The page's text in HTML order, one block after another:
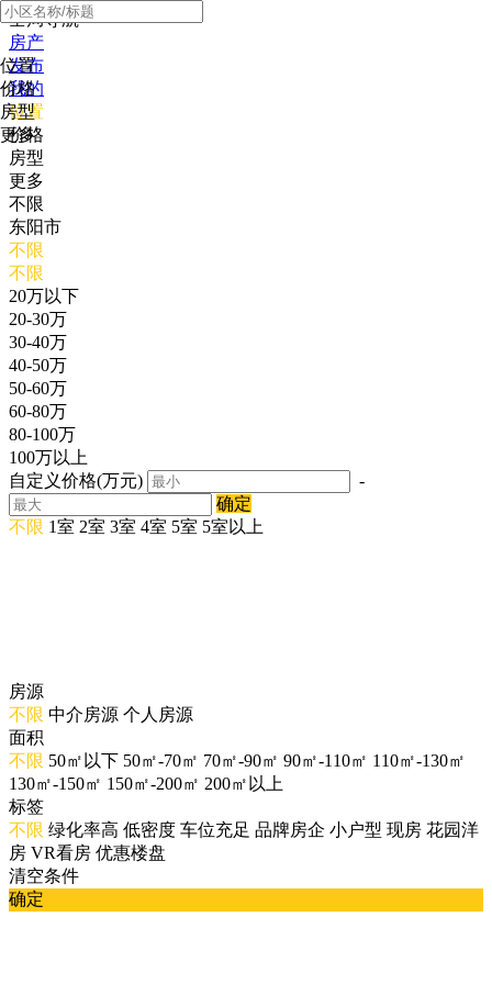
全局导航
房产
发布
我的
位置
价格
房型
更多
位置
价格
房型
更多
不限
东阳市
不限
不限
20万以下
20-30万
30-40万
40-50万
50-60万
60-80万
80-100万
100万以上
自定义价格(万元)
-
确定
不限 1室 2室 3室 4室 5室 5室以上
房源
不限 中介房源 个人房源
面积
不限 50㎡以下 50㎡-70㎡ 70㎡-90㎡ 90㎡-110㎡ 110㎡-130㎡
130㎡-150㎡ 150㎡-200㎡ 200㎡以上
标签
不限 绿化率高 低密度 车位充足 品牌房企 小户型 现房 花园洋
房 VR看房 优惠楼盘
清空条件
确定